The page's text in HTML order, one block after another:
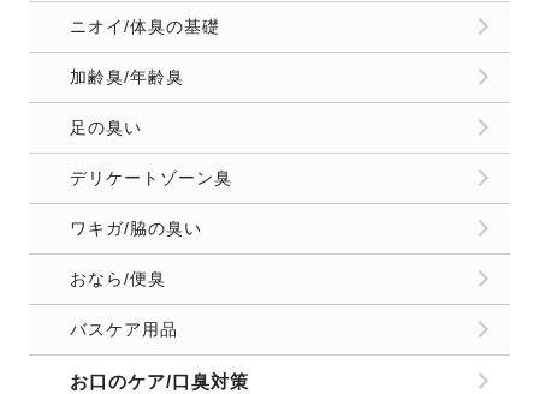
ニオイ/体臭の基礎
加齢臭/年齢臭
足の臭い
デリケートゾーン臭
ワキガ/脇の臭い
おなら/便臭
バスケア用品
お口のケア/口臭対策